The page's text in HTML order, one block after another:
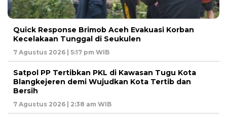
Quick Response Brimob Aceh Evakuasi Korban
Kecelakaan Tunggal di Seukulen
7 Agustus 2026 | 5:17 pm WIB
Satpol PP Tertibkan PKL di Kawasan Tugu Kota
Blangkejeren demi Wujudkan Kota Tertib dan
Bersih
7 Agustus 2026 | 2:38 am WIB